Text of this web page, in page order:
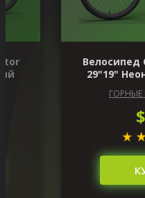
Велосипед
29"19"